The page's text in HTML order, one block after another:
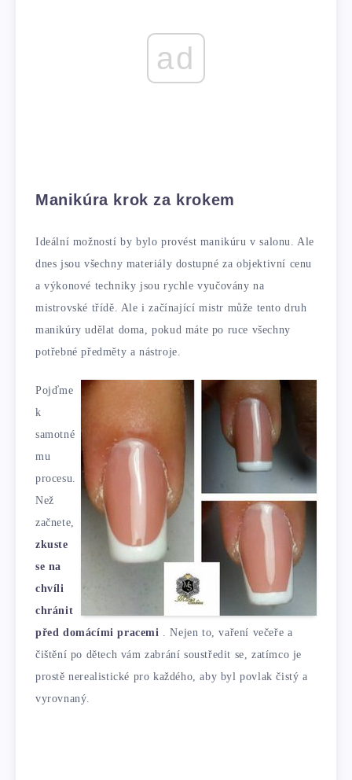
ad
Manikúra krok za krokem
Ideální možností by bylo provést manikúru v salonu. Ale
dnes jsou všechny materiály dostupné za objektivní cenu
a výkonové techniky jsou rychle vyučovány na
mistrovské třídě. Ale i začínající mistr může tento druh
manikúry udělat doma, pokud máte po ruce všechny
potřebné předměty a nástroje.
Pojďme
k
samotné
mu
procesu.
Než
začnete,
zkuste
se na
chvíli
chránit
před domácími pracemi
. Nejen to, vaření večeře a
čištění po dětech vám zabrání soustředit se, zatímco je
prostě nerealistické pro každého, aby byl povlak čistý a
vyrovnaný.